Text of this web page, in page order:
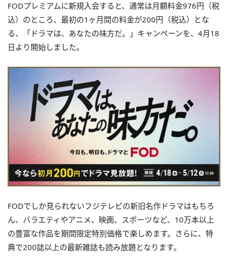
FODプレミアムに新規入会すると、通常は月額料金976円（税
込）のところ、最初の1ヶ月間の料金が200円（税込）とな
る、「ドラマは、あなたの味方だ。」キャンペーンを、4月18
日より開始しました。
FODでしか見られないフジテレビの新旧名作ドラマはもちろ
ん、バラエティやアニメ、映画、スポーツなど、10万本以上
の豊富な作品を期間限定特別価格で楽しめます。さらに、特
典で200誌以上の最新雑誌も読み放題となります。